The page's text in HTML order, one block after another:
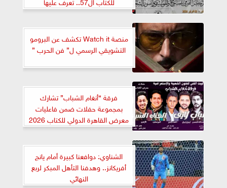
منصة Watch it تكشف عن البرومو
التشويقي الرسمي ل” فن الحرب ”
فرقة “أنغام الشباب” تشارك
بمجموعة حفلات ضمن فاعليات
معرض القاهرة الدولي للكتاب 2026
الشناوي: دوافعنا كبيرة أمام يانج
أفريكانز.. وهدفنا التأهل المبكر لربع
النهائي